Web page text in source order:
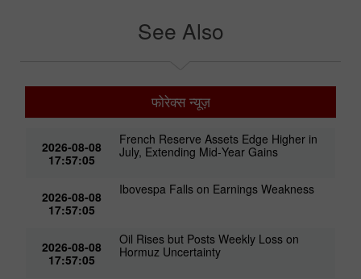
See Also
फोरेक्स न्यूज़
2026-08-08
17:57:05
French Reserve Assets Edge Higher in
July, Extending Mid‑Year Gains
2026-08-08
17:57:05
Ibovespa Falls on Earnings Weakness
2026-08-08
17:57:05
Oil Rises but Posts Weekly Loss on
Hormuz Uncertainty